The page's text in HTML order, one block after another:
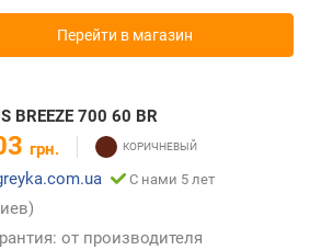
Перейти в магазин
BREEZE 700 60 BR
грн.
С нами 5 лет
от производителя